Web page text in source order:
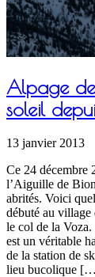
Alpage
soleil
13 janvier 2013
Ce 24 décembre
l’Aiguille de
abrités. Voici
débuté au village
le col de la Voza.
est un véritable
de la station de
lieu bucolique